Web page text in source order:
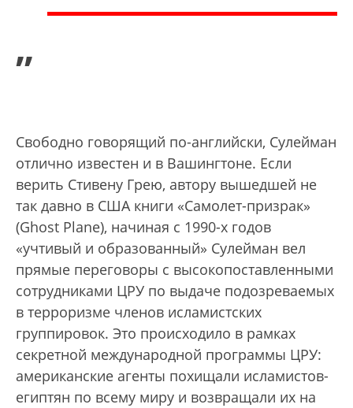
”
Свободно говорящий по-английски, Сулейман
отлично известен и в Вашингтоне. Если
верить Стивену Грею, автору вышедшей не
так давно в США книги «Самолет-призрак»
(Ghost Plane), начиная с 1990-х годов
«учтивый и образованный» Сулейман вел
прямые переговоры с высокопоставленными
сотрудниками ЦРУ по выдаче подозреваемых
в терроризме членов исламистских
группировок. Это происходило в рамках
секретной международной программы ЦРУ:
американские агенты похищали исламистов-
египтян по всему миру и возвращали их на